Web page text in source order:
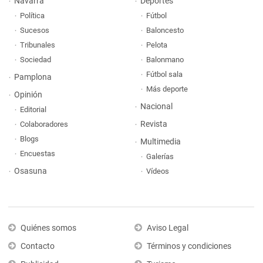
Política
Sucesos
Tribunales
Sociedad
Pamplona
Opinión
Editorial
Colaboradores
Blogs
Encuestas
Osasuna
Fútbol
Baloncesto
Pelota
Balonmano
Fútbol sala
Más deporte
Nacional
Revista
Multimedia
Galerías
Vídeos
Quiénes somos
Contacto
Aviso Legal
Términos y condiciones